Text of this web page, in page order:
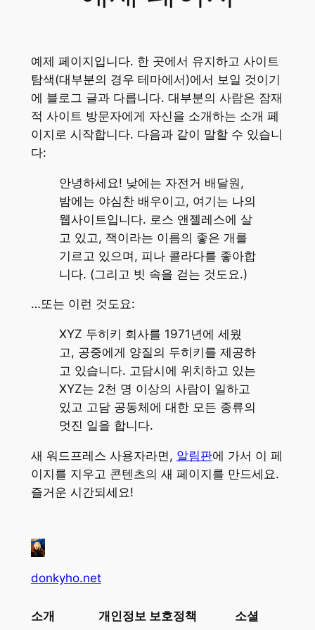
예제 페이지입니다. 한 곳에서 유지하고 사이트
탐색(대부분의 경우 테마에서)에서 보일 것이기
에 블로그 글과 다릅니다. 대부분의 사람은 잠재
적 사이트 방문자에게 자신을 소개하는 소개 페
이지로 시작합니다. 다음과 같이 말할 수 있습니
다:
안녕하세요! 낮에는 자전거 배달원,
밤에는 야심찬 배우이고, 여기는 나의
웹사이트입니다. 로스 앤젤레스에 살
고 있고, 잭이라는 이름의 좋은 개를
기르고 있으며, 피나 콜라다를 좋아합
니다. (그리고 빗 속을 걷는 것도요.)
…또는 이런 것도요:
XYZ 두히키 회사를 1971년에 세웠
고, 공중에게 양질의 두히키를 제공하
고 있습니다. 고담시에 위치하고 있는
XYZ는 2천 명 이상의 사람이 일하고
있고 고담 공동체에 대한 모든 종류의
멋진 일을 합니다.
새 워드프레스 사용자라면, 알림판에 가서 이 페
이지를 지우고 콘텐츠의 새 페이지를 만드세요.
즐거운 시간되세요!
donkyho.net
소개 개인정보 보호정책 소셜